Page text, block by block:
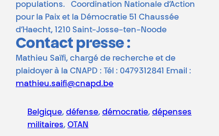
populations. Coordination Nationale d’Action
pour la Paix et la Démocratie 51 Chaussée
d’Haecht, 1210 Saint-Josse-ten-Noode
Contact presse :
Mathieu Saïfi, chargé de recherche et de
plaidoyer à la CNAPD : Tél : 0479312841 Email :
mathieu.saifi@cnapd.be
Belgique, défense, démocratie, dépenses
militaires, OTAN